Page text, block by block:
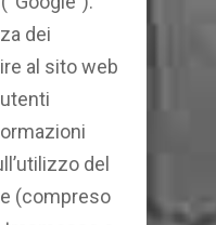
dei
al sito web
del
(compreso